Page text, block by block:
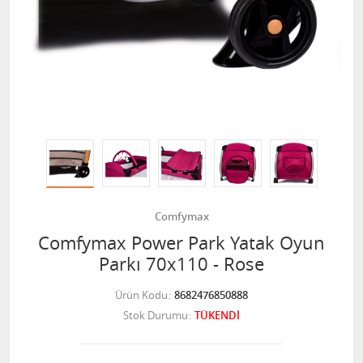
Comfymax
Comfymax Power Park Yatak Oyun
Parkı 70x110 - Rose
Ürün Kodu 8682476850888
Stok Durumu TÜKENDİ